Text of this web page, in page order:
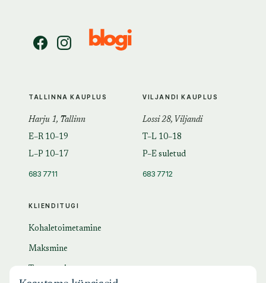
KLIENDITUGI
Kohaletoimetamine
Maksmine
TALLINNA KAUPLUS
Harju 1, Tallinn
E–R 10–19
L–P 10–17
683 7711
VILJANDI KAUPLUS
Lossi 28, Viljandi
T–L 10–18
P–E suletud
683 7712